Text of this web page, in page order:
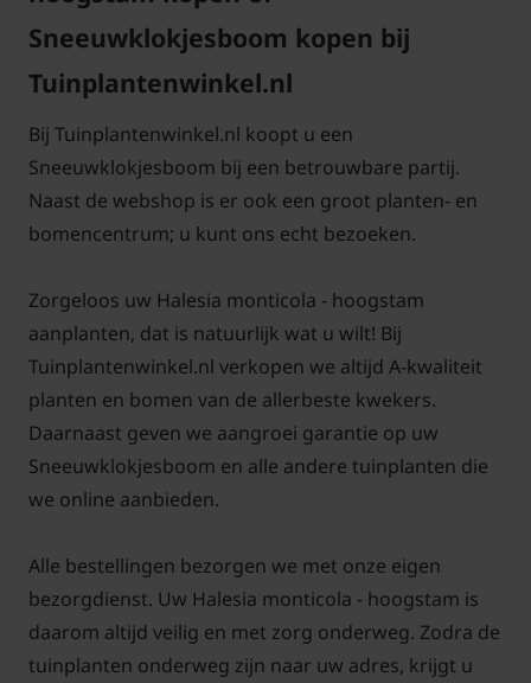
Sneeuwklokjesboom kopen bij
Tuinplantenwinkel.nl
Bij Tuinplantenwinkel.nl koopt u een
Sneeuwklokjesboom bij een betrouwbare partij.
Naast de webshop is er ook een groot planten- en
bomencentrum; u kunt ons echt bezoeken.
Zorgeloos uw Halesia monticola - hoogstam
aanplanten, dat is natuurlijk wat u wilt! Bij
Tuinplantenwinkel.nl verkopen we altijd A-kwaliteit
planten en bomen van de allerbeste kwekers.
Daarnaast geven we aangroei garantie op uw
Sneeuwklokjesboom en alle andere tuinplanten die
we online aanbieden.
Alle bestellingen bezorgen we met onze eigen
bezorgdienst. Uw Halesia monticola - hoogstam is
daarom altijd veilig en met zorg onderweg. Zodra de
tuinplanten onderweg zijn naar uw adres, krijgt u